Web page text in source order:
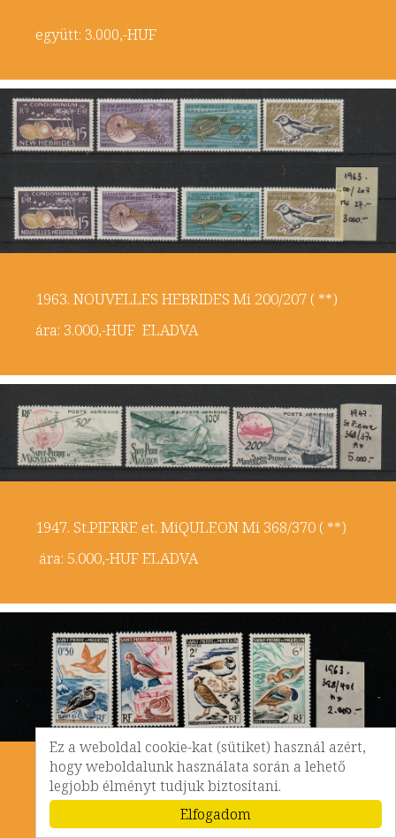
együtt: 3.000,-HUF
1963. NOUVELLES HEBRIDES Mi 200/207 ( **)
ára: 3.000,-HUF ELADVA
1947. St.PIERRE et. MiQULEON Mi 368/370 ( **)
ára: 5.000,-HUF ELADVA
1963. St.PIERRE et. MiQULEON Mi 398/401 ( **)
ára: 2.000,-HUF
Ez a weboldal cookie-kat (sütiket) használ azért,
hogy weboldalunk használata során a lehető
legjobb élményt tudjuk biztosítani.
Elfogadom